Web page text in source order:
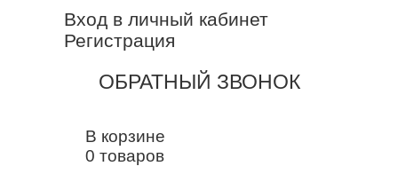
Вход в личный кабинет
Регистрация
ОБРАТНЫЙ ЗВОНОК
В корзине
0 товаров